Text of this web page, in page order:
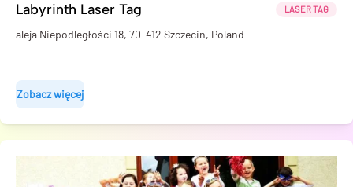
Labyrinth Laser Tag LASER TAG
aleja Niepodległości 18, 70-412 Szczecin, Poland
Zobacz więcej